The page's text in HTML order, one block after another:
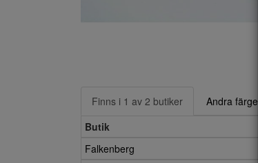
Finns i 1 av 2 butiker
Andra färger
Butik
Falkenberg